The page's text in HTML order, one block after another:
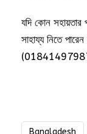
যদি কোন সহায়তার
সাহায্য নিতে
Bangladesh